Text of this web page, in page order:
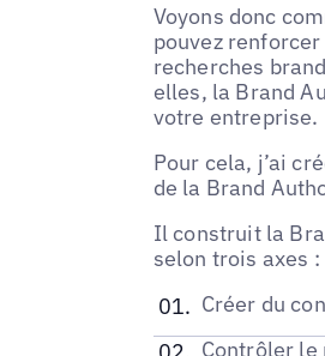
Voyons donc
pouvez renforcer
recherches
elles, la Brand
votre entreprise.
Pour cela, j’ai
de la Brand
Il construit la
selon trois axes :
Créer du
Contrôler